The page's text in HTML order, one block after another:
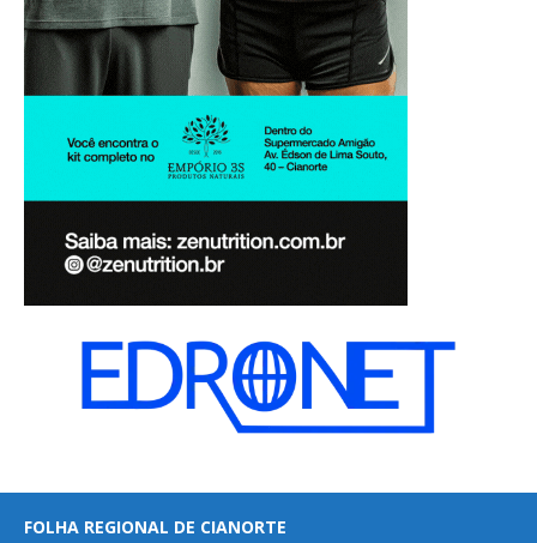
FOLHA REGIONAL DE CIANORTE